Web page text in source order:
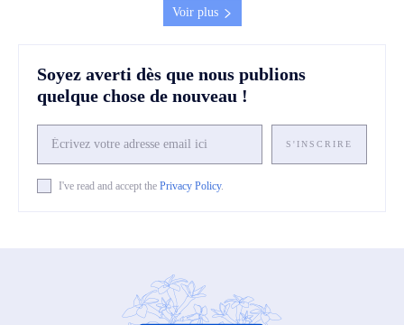
Voir plus
Soyez averti dès que nous publions
quelque chose de nouveau !
S'INSCRIRE
I've read and accept the Privacy Policy.